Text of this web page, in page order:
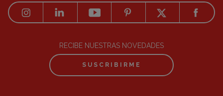
RECIBE NUESTRAS NOVEDADES
SUSCRIBIRME